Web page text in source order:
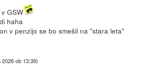
GSW
haha
v penzijo se bo smešil na "stara leta"
2026 ob 13:39)